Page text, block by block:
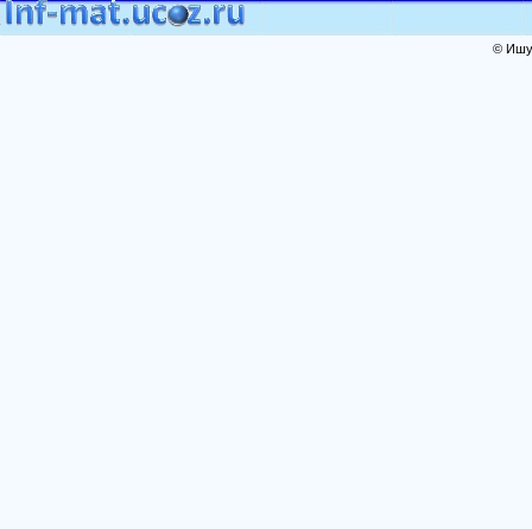
©